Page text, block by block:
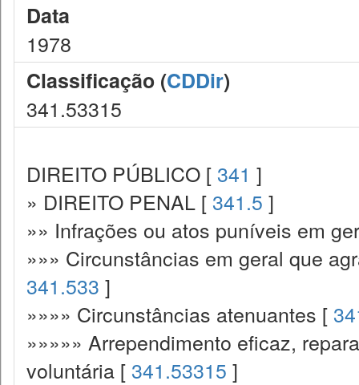
Data
1978
Classificação (CDDir)
341.53315
DIREITO PÚBLICO [ 341 ]
» DIREITO PENAL [ 341.5 ]
»» Infrações ou atos puníveis em
»»» Circunstâncias em geral que
341.533 ]
»»»» Circunstâncias atenuantes [
»»»»» Arrependimento eficaz,
voluntária [ 341.53315 ]